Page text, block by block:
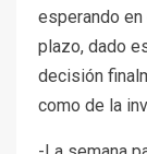
esperando
plazo, dado
decisión
como de la